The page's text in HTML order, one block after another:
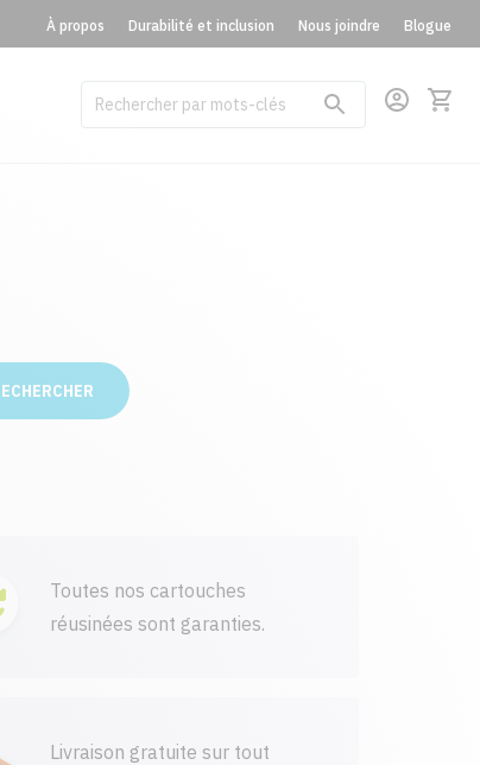
À propos Durabilité et inclusion Nous joindre Blogue
Toutes nos cartouches
réusinées sont garanties.
Livraison gratuite sur tout